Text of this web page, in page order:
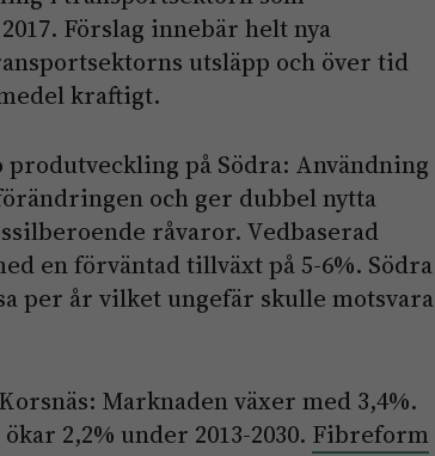
Förslag innebär helt nya
utsläpp och över tid
kraftigt.
på Södra: Användning
och ger dubbel nytta
råvaror. Vedbaserad
en förväntad tillväxt på 5-6%. Södra
per år vilket ungefär skulle motsvara
Marknaden växer med 3,4%.
2,2% under 2013-2030. Fibreform